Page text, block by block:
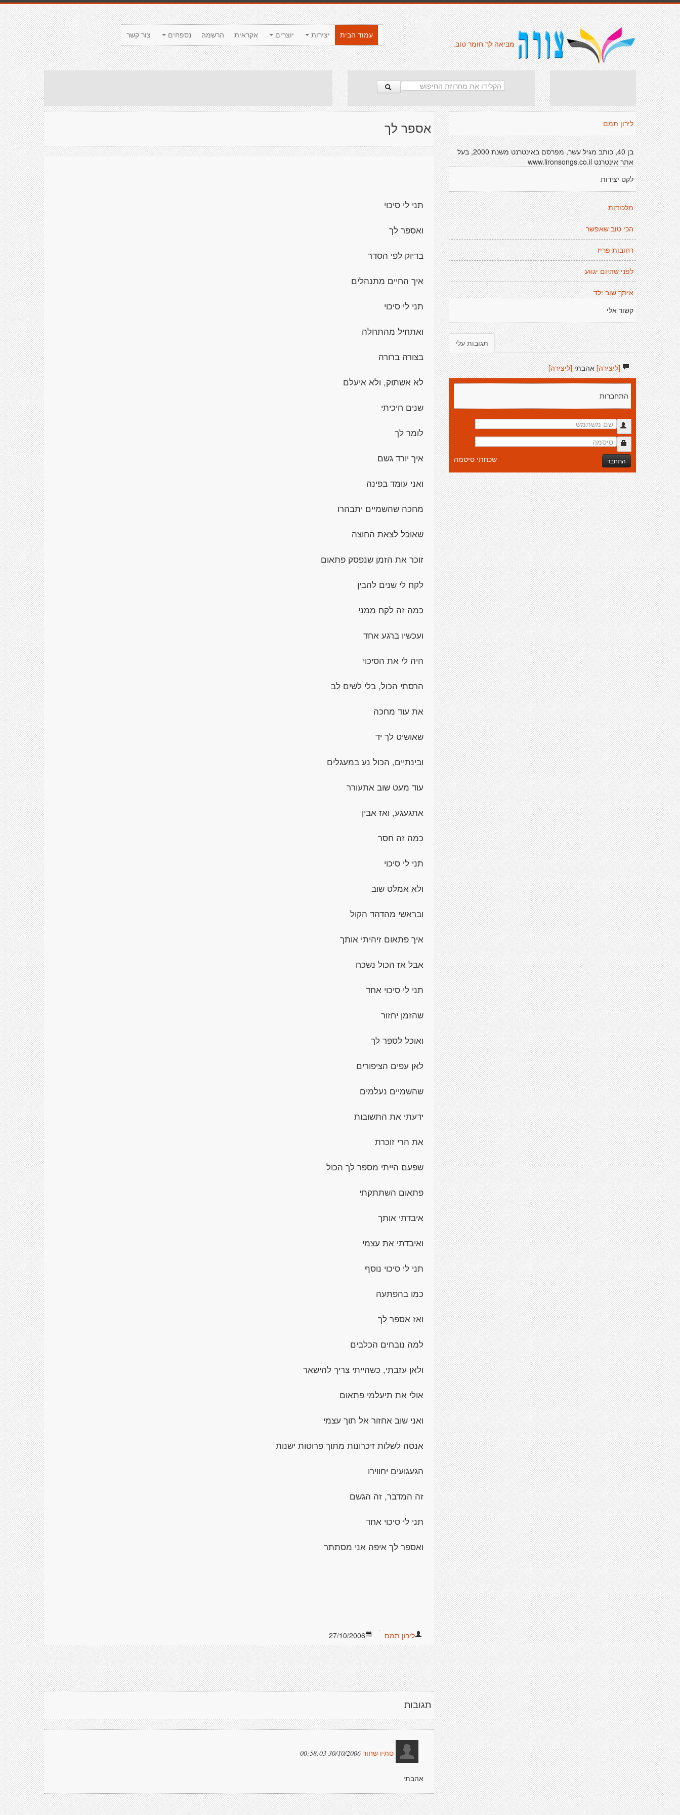
צור קשר נספחים הרשמה אקראית יוצרים יצירות
עמוד הבית
מביאה לך חומר טוב.
אספר לך
תני לי סיכוי
ואספר לך
בדיוק לפי הסדר
איך החיים מתנהלים
תני לי סיכוי
ואתחיל מהתחלה
בצורה ברורה
לא אשתוק, ולא איעלם
שנים חיכיתי
לומר לך
איך יורד גשם
ואני עומד בפינה
מחכה שהשמיים יתבהרו
שאוכל לצאת החוצה
זוכר את הזמן שנפסק פתאום
לקח לי שנים להבין
כמה זה לקח ממני
ועכשיו ברגע אחד
היה לי את הסיכוי
הרסתי הכול, בלי לשים לב
את עוד מחכה
שאושיט לך יד
ובינתיים, הכול נע במעגלים
עוד מעט שוב אתעורר
אתגעגע, ואז אבין
כמה זה חסר
תני לי סיכוי
ולא אמלט שוב
ובראשי מהדהד הקול
איך פתאום זיהיתי אותך
אבל אז הכול נשכח
תני לי סיכוי אחד
שהזמן יחזור
ואוכל לספר לך
לאן עפים הציפורים
שהשמיים נעלמים
ידעתי את התשובות
את הרי זוכרת
שפעם הייתי מספר לך הכול
פתאום השתתקתי
איבדתי אותך
ואיבדתי את עצמי
תני לי סיכוי נוסף
כמו בהפתעה
ואז אספר לך
למה נובחים הכלבים
ולאן עזבתי, כשהייתי צריך להישאר
אולי את תיעלמי פתאום
ואני שוב אחזור אל תוך עצמי
אנסה לשלות זיכרונות מתוך פרוטות ישנות
הגעגועים יחווירו
זה המדבר, זה הגשם
תני לי סיכוי אחד
ואספר לך איפה אני מסתתר
27/10/2006 לירון תמם
תגובות
סתיו שחור 30/10/2006 00:58:03
אהבתי
לירון תמם
בן 40, כותב מגיל עשר, מפרסם באינטרנט משנת 2000, בעל
אתר אינטרנט www.lironsongs.co.il
לקט יצירות
מלכודות
הכי טוב שאפשר
רחובות פריז
לפני שהיום יגווע
איתך שוב ילד
קשור אלי
תגובות עלי
[ליצירה]אהבתי [ליצירה]
התחברות
התחבר שכחתי סיסמה